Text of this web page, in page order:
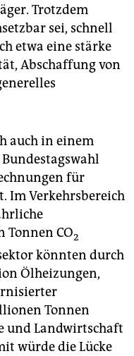
Trotzdem
sei, schnell
etwa eine stärke
Abschaffung von
auch in einem
Bundestagswahl
für
Im Verkehrsbereich
CO2
könnten durch
Ölheizungen,
Tonnen
und Landwirtschaft
würde die Lücke